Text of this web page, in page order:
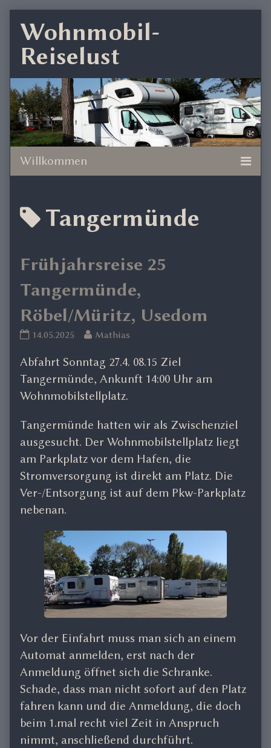
content
Wohnmobil-
Reiselust
Posts
tagged
Tangermünde
Frühjahrsreise 25
Tangermünde,
Röbel/Müritz, Usedom
Frühjahrsreise
Tangermünde,
Röbel/Müritz,
Usedom
14.05.2025
Read
posts
by
the
author
of
Frühjahrsreise
25
Tangermünde,
Röbel/Müritz,
Usedom,
Mathias
Abfahrt Sonntag 27.4. 08.15 Ziel
Tangermünde, Ankunft 14:00 Uhr am
Wohnmobilstellplatz.
Tangermünde hatten wir als Zwischenziel
ausgesucht. Der Wohnmobilstellplatz liegt
am Parkplatz vor dem Hafen, die
Stromversorgung ist direkt am Platz. Die
Ver-/Entsorgung ist auf dem Pkw-Parkplatz
nebenan.
Vor der Einfahrt muss man sich an einem
Automat anmelden, erst nach der
Anmeldung öffnet sich die Schranke.
Schade, dass man nicht sofort auf den Platz
fahren kann und die Anmeldung, die doch
beim 1.mal recht viel Zeit in Anspruch
nimmt, anschließend durchführt.